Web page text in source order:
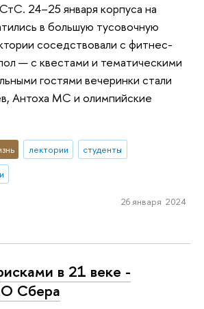
24–25 января корпуса на
в большую тусовочную
соседствовали с фитнес-
— с квестами и тематическими
гостями вечеринки стали
Антоха MC и олимпийские
лектории
студенты
26 января 2024
в 21 веке -
Сбера